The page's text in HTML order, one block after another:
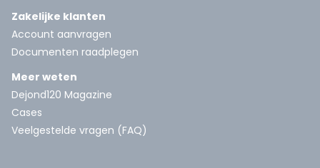
Zakelijke klanten
Account aanvragen
Documenten raadplegen
Meer weten
Dejond120 Magazine
Cases
Veelgestelde vragen (FAQ)